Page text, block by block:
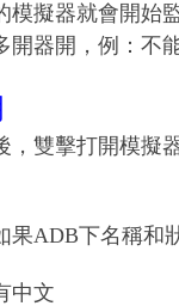
模擬器就會開
開器開，例：不
，雙擊打開模擬
果ADB下名稱和
中文